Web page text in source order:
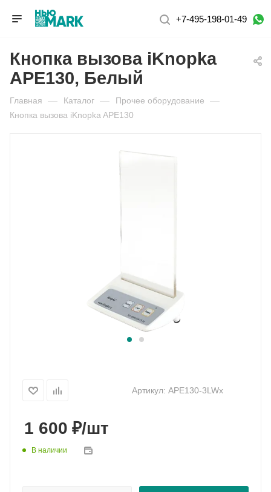
+7-495-198-01-49
Кнопка вызова iKnopka
APE130, Белый
Главная — Каталог — Прочее оборудование —
Кнопка вызова iKnopka APE130
Артикул: APE130-3LWx
1 600 ₽/шт
В наличии